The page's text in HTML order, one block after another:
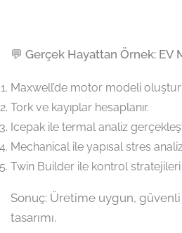
💬 Gerçek Hayattan Örnek: EV
Maxwell’de motor modeli
Tork ve kayıplar hesaplanır.
Icepak ile termal analiz
Mechanical ile yapısal stres analizi
Twin Builder ile kontrol stratejileri
Sonuç: Üretime uygun,
tasarımı.